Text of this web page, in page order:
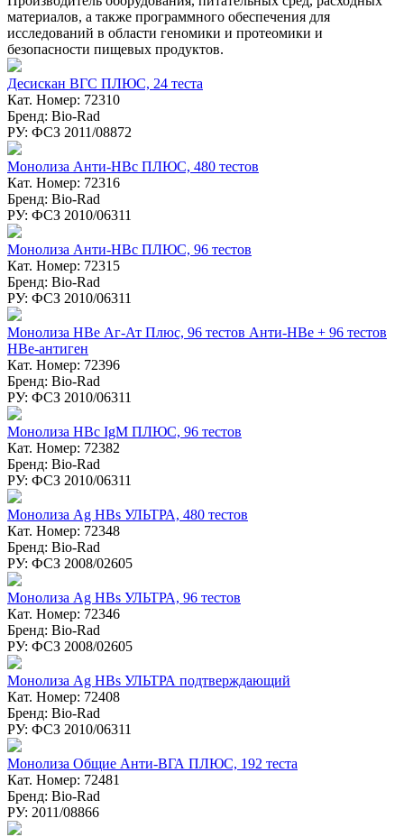
материалов, а также программного обеспечения для
исследований в области геномики и протеомики и
безопасности пищевых продуктов.
Десискан ВГC ПЛЮС, 24 теста
Кат. Номер: 72310
Бренд: Bio-Rad
РУ: ФСЗ 2011/08872
Монолиза Анти-HBc ПЛЮС, 480 тестов
Кат. Номер: 72316
Бренд: Bio-Rad
РУ: ФСЗ 2010/06311
Монолиза Анти-HBc ПЛЮС, 96 тестов
Кат. Номер: 72315
Бренд: Bio-Rad
РУ: ФСЗ 2010/06311
Монолиза HBе Аг-Ат Плюс, 96 тестов Анти-НВе + 96 тестов
НВе-антиген
Кат. Номер: 72396
Бренд: Bio-Rad
РУ: ФСЗ 2010/06311
Монолиза HBc IgM ПЛЮС, 96 тестов
Кат. Номер: 72382
Бренд: Bio-Rad
РУ: ФСЗ 2010/06311
Монолиза Ag HBs УЛЬТРА, 480 тестов
Кат. Номер: 72348
Бренд: Bio-Rad
РУ: ФСЗ 2008/02605
Монолиза Ag HBs УЛЬТРА, 96 тестов
Кат. Номер: 72346
Бренд: Bio-Rad
РУ: ФСЗ 2008/02605
Монолиза Ag HBs УЛЬТРА подтверждающий
Кат. Номер: 72408
Бренд: Bio-Rad
РУ: ФСЗ 2010/06311
Монолиза Общие Анти-ВГА ПЛЮС, 192 теста
Кат. Номер: 72481
Бренд: Bio-Rad
РУ: 2011/08866